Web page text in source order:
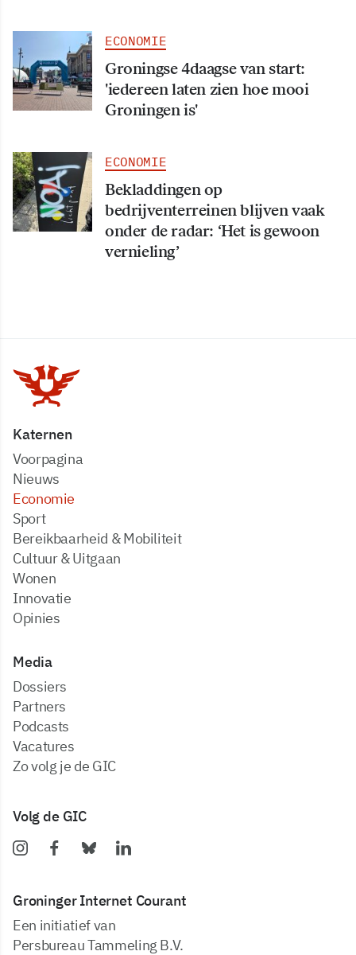
ECONOMIE
Groningse 4daagse van start:
'iedereen laten zien hoe mooi
Groningen is'
ECONOMIE
Bekladdingen op
bedrijventerreinen blijven vaak
onder de radar: ‘Het is gewoon
vernieling’
Katernen
Voorpagina
Nieuws
Economie
Sport
Bereikbaarheid & Mobiliteit
Cultuur & Uitgaan
Wonen
Innovatie
Opinies
Media
dossiers
partners
podcasts
vacatures
zo volg je de GIC
Volg de GIC
Groninger Internet Courant
Een initiatief van
Persbureau Tammeling B.V.